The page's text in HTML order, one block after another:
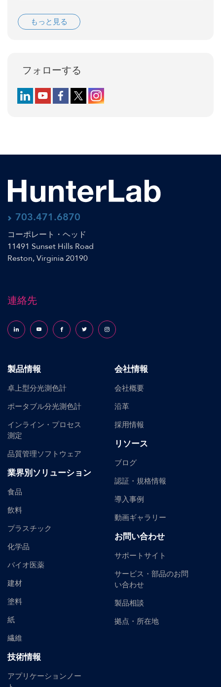
もっと見る
フォローする
Follow us on LinkedIn
Follow us on YouTube
Follow us on Facebook
Follow us on X (formerly Twitter)
Follow us on Instagram
703.471.6870
コーポレート・ヘッド
11491 Sunset Hills Road
Reston, Virginia 20190
連絡先
Follow us on LinkedInFollow us on YouTubeFollow us on Facebook
Follow us on X (formerly Twitter)
Follow us on Instagram
製品情報
卓上型分光測色計
ポータブル分光測色計
インライン・プロセス
測定
品質管理ソフトウェア
業界別ソリューション
食品
飲料
プラスチック
化学品
バイオ医薬
建材
塗料
紙
繊維
技術情報
アプリケーションノー
会社情報
会社概要
沿革
採用情報
リソース
ブログ
認証・規格情報
導入事例
動画ギャラリー
お問い合わせ
サポートサイト
サービス・部品のお問
い合わせ
製品相談
拠点・所在地